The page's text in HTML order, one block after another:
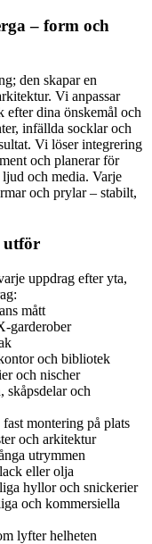
– form och
den skapar en
Vi anpassar
dina önskemål och
infällda socklar och
Vi löser integrering
och planerar för
och media. Varje
och prylar – stabilt,
utför
uppdrag efter yta,
mått
garderober
och bibliotek
och nischer
skåpsdelar och
montering på plats
och arkitektur
utrymmen
eller olja
hyllor och snickerier
och kommersiella
lyfter helheten